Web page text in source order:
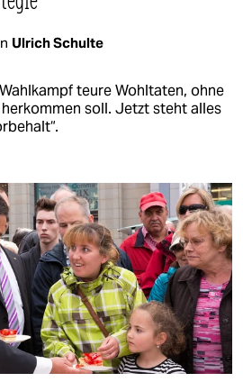
Ulrich Schulte
teure Wohltaten, ohne
soll. Jetzt steht alles